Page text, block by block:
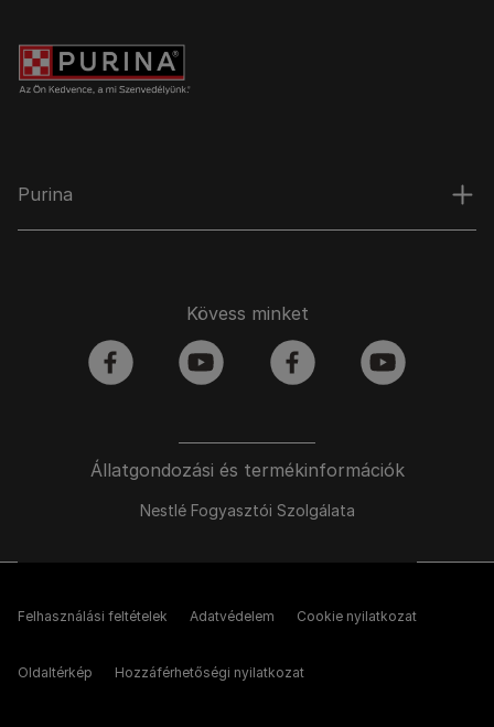
Purina
Állatgondozási és termékinformációk
Nestlé Fogyasztói Szolgálata
Kövess minket
facebook youtube facebook youtube
Felhasználási feltételek Adatvédelem Cookie nyilatkozat
Oldaltérkép Hozzáférhetőségi nyilatkozat